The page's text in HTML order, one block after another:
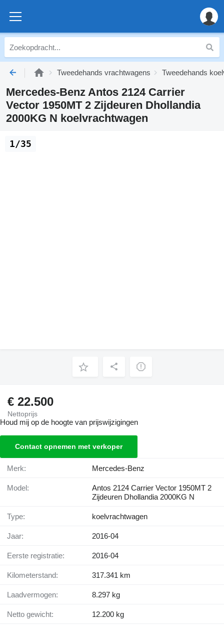
Tweedehands vrachtwagens Tweedehands
Mercedes-Benz Antos 2124 Carrier
Vector 1950MT 2 Zijdeuren Dhollandia
2000KG N koelvrachtwagen
1/35
€ 22.500
Nettoprijs
Houd mij op de hoogte van prijswijzigingen
Contact opnemen met verkoper
Merk: Mercedes-Benz
Model:
Antos 2124 Carrier Vector 1950MT 2
Zijdeuren Dhollandia 2000KG N
Type: koelvrachtwagen
Jaar: 2016-04
Eerste registratie: 2016-04
Kilometerstand: 317.341 km
Laadvermogen: 8.297 kg
Netto gewicht: 12.200 kg